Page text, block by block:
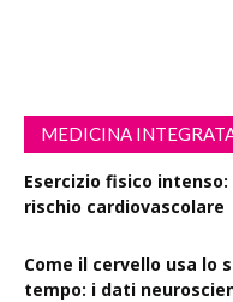
MEDICINA
Esercizio fisico
rischio cardiovascolare
Come il cervello usa lo
tempo: i dati